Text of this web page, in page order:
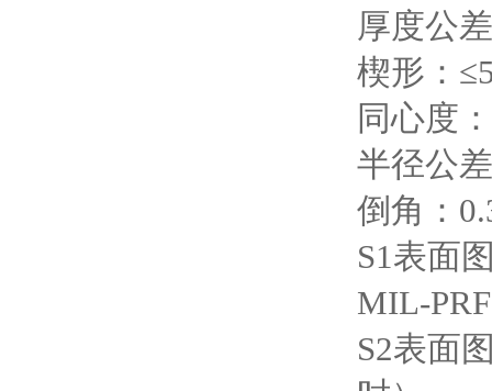
厚度公
楔形：
同心度
半径公
倒角：
S1表面
MIL-
S2表面